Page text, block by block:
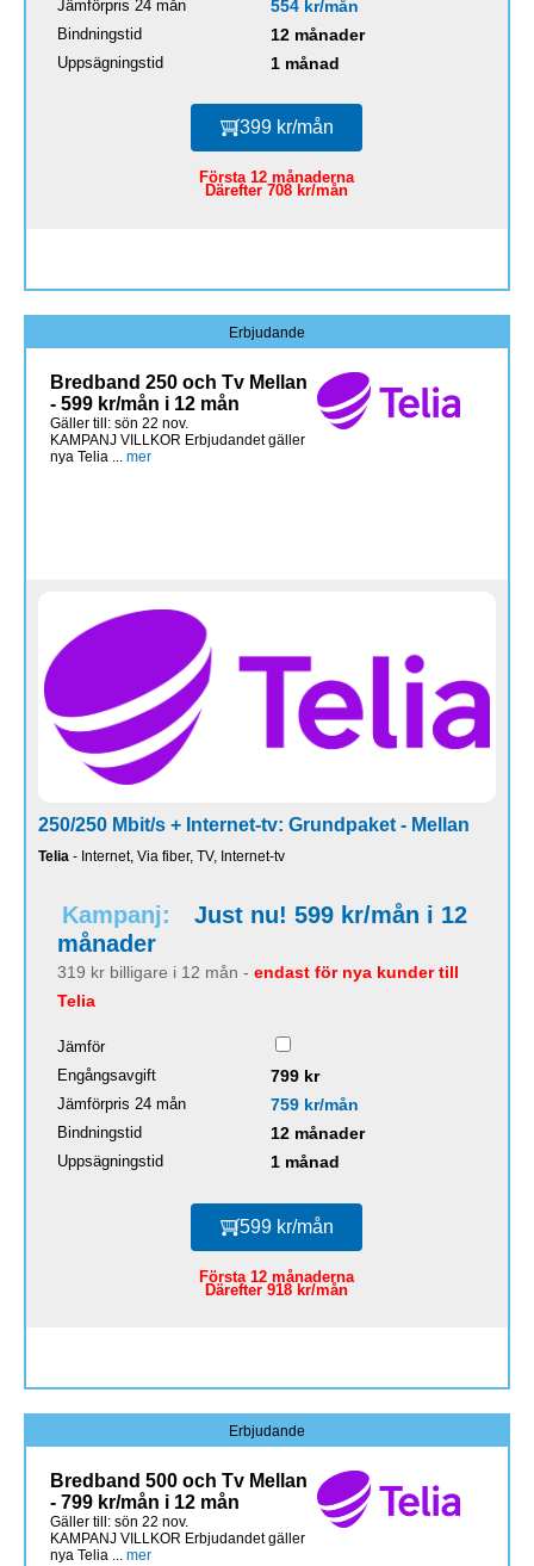
Jämförpris 24 mån 554 kr/mån
Bindningstid 12 månader
Uppsägningstid 1 månad
399 kr/mån
Första 12 månaderna
Därefter 708 kr/mån
Erbjudande
Bredband 250 och Tv Mellan
- 599 kr/mån i 12 mån
Gäller till: sön 22 nov.
KAMPANJ VILLKOR Erbjudandet gäller
nya Telia ... mer
250/250 Mbit/s + Internet-tv: Grundpaket - Mellan
Telia - Internet, Via fiber, TV, Internet-tv
Kampanj:
Just nu! 599 kr/mån i 12
månader
319 kr billigare i 12 mån - endast för nya kunder till
Telia
Jämför
Engångsavgift
799 kr
Jämförpris 24 mån 759 kr/mån
Bindningstid 12 månader
Uppsägningstid 1 månad
599 kr/mån
Första 12 månaderna
Därefter 918 kr/mån
Erbjudande
Bredband 500 och Tv Mellan
- 799 kr/mån i 12 mån
Gäller till: sön 22 nov.
KAMPANJ VILLKOR Erbjudandet gäller
nya Telia ... mer